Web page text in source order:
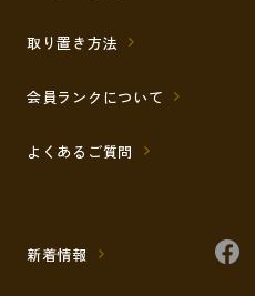
取り置き方法
会員ランクについて
よくあるご質問
新着情報